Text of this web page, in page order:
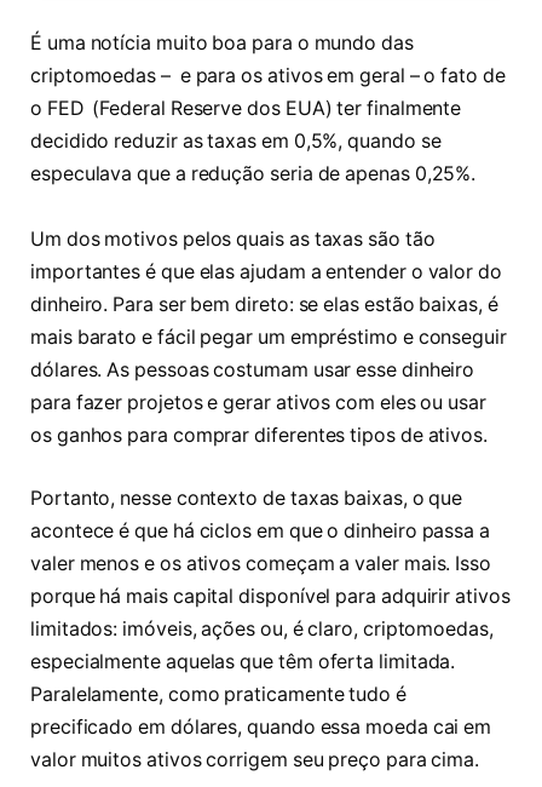
É uma notícia muito boa para o mundo das
criptomoedas – e para os ativos em geral – o fato de
o FED (Federal Reserve dos EUA) ter finalmente
decidido reduzir as taxas em 0,5%, quando se
especulava que a redução seria de apenas 0,25%.
Um dos motivos pelos quais as taxas são tão
importantes é que elas ajudam a entender o valor do
dinheiro. Para ser bem direto: se elas estão baixas, é
mais barato e fácil pegar um empréstimo e conseguir
dólares. As pessoas costumam usar esse dinheiro
para fazer projetos e gerar ativos com eles ou usar
os ganhos para comprar diferentes tipos de ativos.
Portanto, nesse contexto de taxas baixas, o que
acontece é que há ciclos em que o dinheiro passa a
valer menos e os ativos começam a valer mais. Isso
porque há mais capital disponível para adquirir ativos
limitados: imóveis, ações ou, é claro, criptomoedas,
especialmente aquelas que têm oferta limitada.
Paralelamente, como praticamente tudo é
precificado em dólares, quando essa moeda cai em
valor muitos ativos corrigem seu preço para cima.